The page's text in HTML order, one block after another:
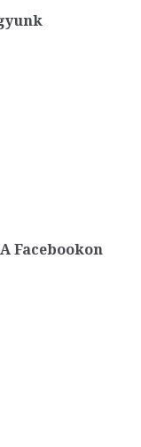
Facebookon